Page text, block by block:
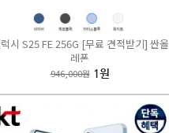
료 견적받기] 싼올레폰
시 S25 FE 256G [무료 견적받기] 싼올
레폰
946,000원 1원